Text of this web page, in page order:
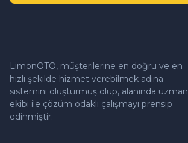
LimonOTO, müşterilerine en doğru ve en
hızlı şekilde hizmet verebilmek adına
sistemini oluşturmuş olup, alanında uzman
ekibi ile çözüm odaklı çalışmayı prensip
edinmiştir.